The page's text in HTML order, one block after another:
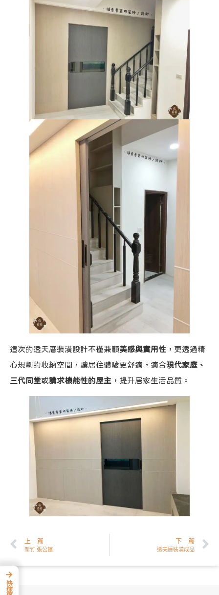
這次的透天厝裝潢設計不僅兼顧美感與實用性 ，更透過精
心規劃的收納空間，讓居住體驗更舒適，適合現代家庭、
三代同堂或講求機能性的屋主 ，提升居家生活品質。
上一篇
新竹 張公館
下一篇
透天厝裝潢成品
→